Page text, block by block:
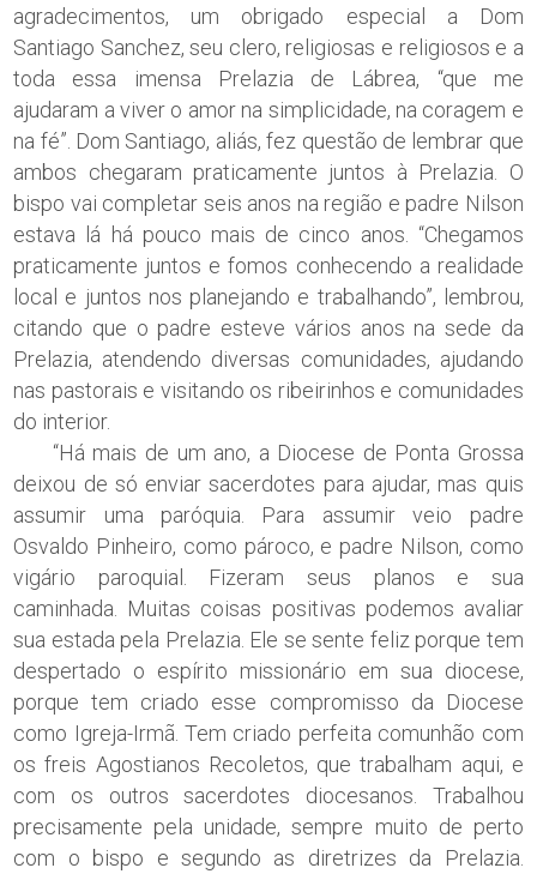
agradecimentos, um obrigado especial a Dom
Santiago Sanchez, seu clero, religiosas e religiosos e a
toda essa imensa Prelazia de Lábrea, “que me
ajudaram a viver o amor na simplicidade, na coragem e
na fé”. Dom Santiago, aliás, fez questão de lembrar que
ambos chegaram praticamente juntos à Prelazia. O
bispo vai completar seis anos na região e padre Nilson
estava lá há pouco mais de cinco anos. “Chegamos
praticamente juntos e fomos conhecendo a realidade
local e juntos nos planejando e trabalhando”, lembrou,
citando que o padre esteve vários anos na sede da
Prelazia, atendendo diversas comunidades, ajudando
nas pastorais e visitando os ribeirinhos e comunidades
do interior.
“Há mais de um ano, a Diocese de Ponta Grossa
deixou de só enviar sacerdotes para ajudar, mas quis
assumir uma paróquia. Para assumir veio padre
Osvaldo Pinheiro, como pároco, e padre Nilson, como
vigário paroquial. Fizeram seus planos e sua
caminhada. Muitas coisas positivas podemos avaliar
sua estada pela Prelazia. Ele se sente feliz porque tem
despertado o espírito missionário em sua diocese,
porque tem criado esse compromisso da Diocese
como Igreja-Irmã. Tem criado perfeita comunhão com
os freis Agostianos Recoletos, que trabalham aqui, e
com os outros sacerdotes diocesanos. Trabalhou
precisamente pela unidade, sempre muito de perto
com o bispo e segundo as diretrizes da Prelazia.